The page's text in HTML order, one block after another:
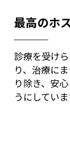
最高のホ
診療を受け
り、治療に
り除き、安
うにしていま